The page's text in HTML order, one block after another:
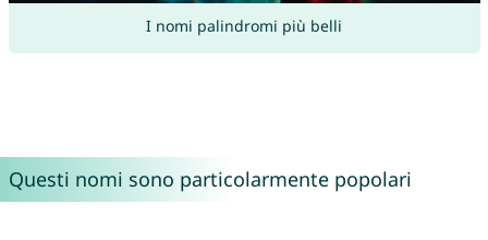
I nomi palindromi più belli
Questi nomi sono particolarmente popolari